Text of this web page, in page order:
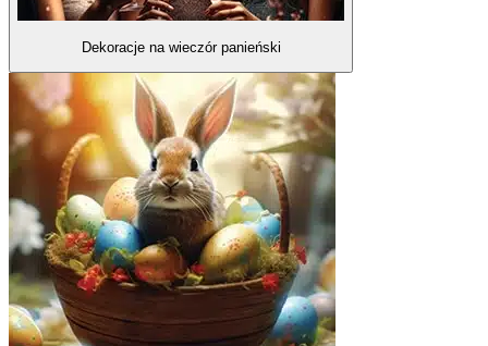
Dekoracje na wieczór panieński